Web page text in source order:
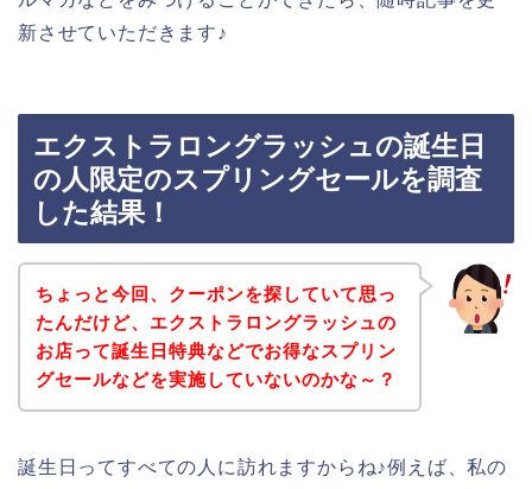
新させていただきます♪
エクストラロングラッシュの誕生日
の人限定のスプリングセールを調査
した結果！
ちょっと今回、クーポンを探していて思っ
たんだけど、エクストラロングラッシュの
お店って誕生日特典などでお得なスプリン
グセールなどを実施していないのかな～？
誕生日ってすべての人に訪れますからね♪例えば、私の